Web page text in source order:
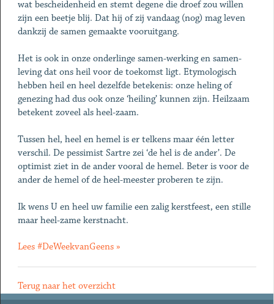
wat bescheidenheid en stemt degene die droef zou willen
zijn een beetje blij. Dat hij of zij vandaag (nog) mag leven
dankzij de samen gemaakte vooruitgang.
Het is ook in onze onderlinge samen-werking en samen-
leving dat ons heil voor de toekomst ligt. Etymologisch
hebben heil en heel dezelfde betekenis: onze heling of
genezing had dus ook onze ‘heiling’ kunnen zijn. Heilzaam
betekent zoveel als heel-zaam.
Tussen hel, heel en hemel is er telkens maar één letter
verschil. De pessimist Sartre zei ‘de hel is de ander’. De
optimist ziet in de ander vooral de hemel. Beter is voor de
ander de hemel of de heel-meester proberen te zijn.
Ik wens U en heel uw familie een zalig kerstfeest, een stille
maar heel-zame kerstnacht.
Lees #DeWeekvanGeens »
Terug naar het overzicht